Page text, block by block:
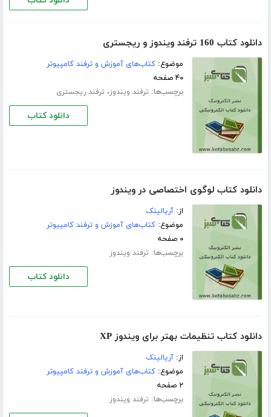
دانلود کتاب 160 ترفند ویندوز و ریجستری
موضوع:کتاب‌های آموزش و ترفند کامپیوتر
۴۰ صفحه
برچسب‌ها: ترفند ویندوز، ترفند ریجستری
دانلود کتاب
دانلود کتاب لوگوی اختصاصی در ویندوز
از:آریالینک
موضوع:کتاب‌های آموزش و ترفند کامپیوتر
۰ صفحه
برچسب‌ها: ترفند ویندوز
دانلود کتاب
دانلود کتاب تنظیمات بهتر برای ویندوز XP
از:آریالینک
موضوع:کتاب‌های آموزش و ترفند کامپیوتر
۲ صفحه
برچسب‌ها: ترفند ویندوز